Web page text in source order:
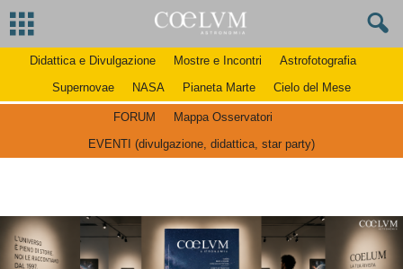
Didattica e Divulgazione Mostre e Incontri
Astrofotografia
Supernovae
NASA Pianeta Marte Cielo del Mese
FORUM
Mappa Osservatori
EVENTI (divulgazione, didattica, star party)